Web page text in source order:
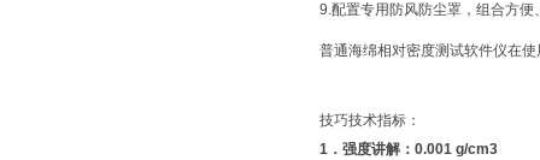
9.配置专用防风防尘罩，组合方便
普通海绵相对密度测试软件仪在使
技巧技术指标：
1．强度讲解：0.001 g/cm3